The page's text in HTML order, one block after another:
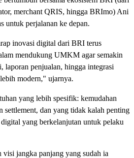
merchant QRIS, hingga BRImo) Ani
untuk perjalanan ke depan.
inovasi digital dari BRI terus
mendukung UMKM agar semakin
laporan penjualan, hingga integrasi
modern," ujarnya.
yang lebih spesifik: kemudahan
settlement, dan yang tidak kalah penting
yang berkelanjutan untuk pelaku
visi jangka panjang yang sudah ia